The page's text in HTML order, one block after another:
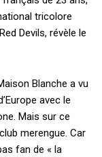
tricolore
Devils, révèle le
Blanche a vu
avec le
Mais sur ce
merengue. Car
fan de « la